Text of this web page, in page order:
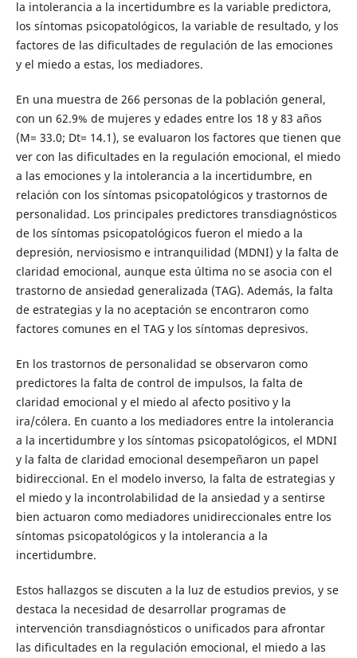
la intolerancia a la incertidumbre es la variable predictora,
los síntomas psicopatológicos, la variable de resultado, y los
factores de las dificultades de regulación de las emociones
y el miedo a estas, los mediadores.
En una muestra de 266 personas de la población general,
con un 62.9% de mujeres y edades entre los 18 y 83 años
(M= 33.0; Dt= 14.1), se evaluaron los factores que tienen que
ver con las dificultades en la regulación emocional, el miedo
a las emociones y la intolerancia a la incertidumbre, en
relación con los síntomas psicopatológicos y trastornos de
personalidad. Los principales predictores transdiagnósticos
de los síntomas psicopatológicos fueron el miedo a la
depresión, nerviosismo e intranquilidad (MDNI) y la falta de
claridad emocional, aunque esta última no se asocia con el
trastorno de ansiedad generalizada (TAG). Además, la falta
de estrategias y la no aceptación se encontraron como
factores comunes en el TAG y los síntomas depresivos.
En los trastornos de personalidad se observaron como
predictores la falta de control de impulsos, la falta de
claridad emocional y el miedo al afecto positivo y la
ira/cólera. En cuanto a los mediadores entre la intolerancia
a la incertidumbre y los síntomas psicopatológicos, el MDNI
y la falta de claridad emocional desempeñaron un papel
bidireccional. En el modelo inverso, la falta de estrategias y
el miedo y la incontrolabilidad de la ansiedad y a sentirse
bien actuaron como mediadores unidireccionales entre los
síntomas psicopatológicos y la intolerancia a la
incertidumbre.
Estos hallazgos se discuten a la luz de estudios previos, y se
destaca la necesidad de desarrollar programas de
intervención transdiagnósticos o unificados para afrontar
las dificultades en la regulación emocional, el miedo a las